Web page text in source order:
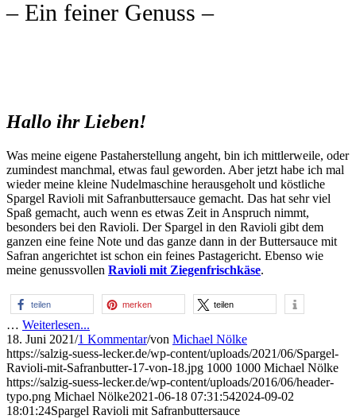
– Ein feiner Genuss –
Hallo ihr Lieben!
Was meine eigene Pastaherstellung angeht, bin ich mittlerweile, oder
zumindest manchmal, etwas faul geworden. Aber jetzt habe ich mal
wieder meine kleine Nudelmaschine herausgeholt und köstliche
Spargel Ravioli mit Safranbuttersauce gemacht. Das hat sehr viel
Spaß gemacht, auch wenn es etwas Zeit in Anspruch nimmt,
besonders bei den Ravioli. Der Spargel in den Ravioli gibt dem
ganzen eine feine Note und das ganze dann in der Buttersauce mit
Safran angerichtet ist schon ein feines Pastagericht. Ebenso wie
meine genussvollen Ravioli mit Ziegenfrischkäse.
teilen merken teilen
… Weiterlesen...
18. Juni 2021/1 Kommentar/von Michael Nölke
https://salzig-suess-lecker.de/wp-content/uploads/2021/06/Spargel-
Ravioli-mit-Safranbutter-17-von-18.jpg 1000 1000 Michael Nölke
https://salzig-suess-lecker.de/wp-content/uploads/2016/06/header-
typo.png Michael Nölke2021-06-18 07:31:542024-09-02
18:01:24Spargel Ravioli mit Safranbuttersauce